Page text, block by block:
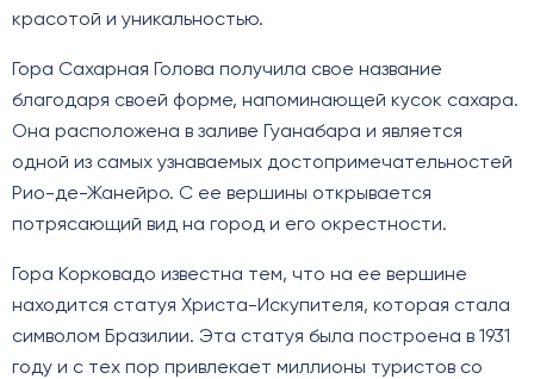
красотой и уникальностью.
Гора Сахарная Голова получила свое название
благодаря своей форме, напоминающей кусок сахара.
Она расположена в заливе Гуанабара и является
одной из самых узнаваемых достопримечательностей
Рио-де-Жанейро. С ее вершины открывается
потрясающий вид на город и его окрестности.
Гора Корковадо известна тем, что на ее вершине
находится статуя Христа-Искупителя, которая стала
символом Бразилии. Эта статуя была построена в 1931
году и с тех пор привлекает миллионы туристов со